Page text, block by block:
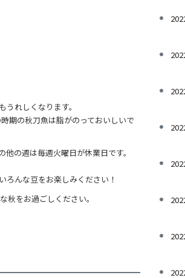
れしくなります。
期の秋刀魚は脂がのっておいしいで
の週は毎週火曜日が休業日です。
ろんな豆をお楽しみください！
をお過ごしください。